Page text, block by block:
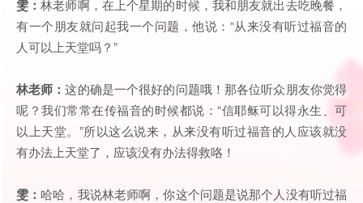
雯：林老师啊，在上个星期的时候，我和朋友就出去吃晚餐，
有一个朋友就问起我一个问题，他说：“从来没有听过福音的
人可以上天堂吗？”
林老师：这的确是一个很好的问题哦！那各位听众朋友你觉得
呢？我们常常在传福音的时候都说：“信耶稣可以得永生、可
以上天堂。”所以这么说来，从来没有听过福音的人应该就没
有办法上天堂了，应该没有办法得救咯！
雯： 哈哈，我说林老师啊，你这个问题是说那个人没有听过福